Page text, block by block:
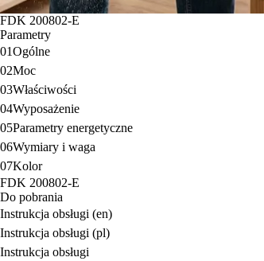
FDK 200802-E
Parametry
01Ogólne
02Moc
03Właściwości
04Wyposażenie
05Parametry energetyczne
06Wymiary i waga
07Kolor
FDK 200802-E
Do pobrania
Instrukcja obsługi (en)
Instrukcja obsługi (pl)
Instrukcja obsługi